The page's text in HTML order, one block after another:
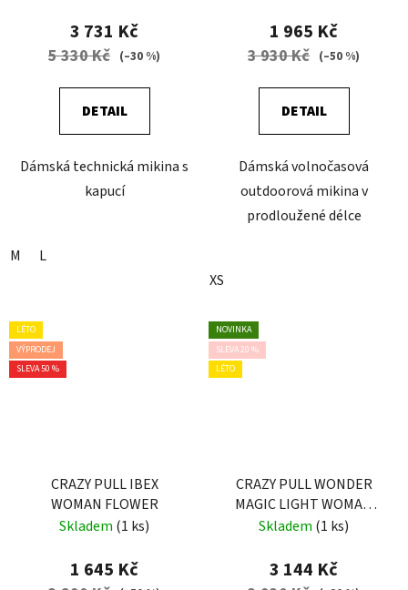
3 731 Kč
5 330 Kč (–30 %)
DETAIL
Dámská technická mikina s
kapucí
M L
1 965 Kč
3 930 Kč (–50 %)
DETAIL
Dámská volnočasová
outdoorová mikina v
prodloužené délce
XS
LÉTO
VÝPRODEJ
SLEVA 50 %
CRAZY PULL IBEX
WOMAN FLOWER
Skladem (1 ks)
1 645 Kč
NOVINKA
SLEVA 20 %
LÉTO
CRAZY PULL WONDER
MAGIC LIGHT WOMAN
WILD GARDEN
Skladem (1 ks)
3 144 Kč